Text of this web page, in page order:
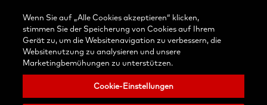
Anmelden Blog
Sie uns
Sie
Ihr
Nobel
Biocare
Suchen Menu
Wenn Sie auf „Alle Cookies akzeptieren“ klicken,
stimmen Sie der Speicherung von Cookies auf Ihrem
Gerät zu, um die Websitenavigation zu verbessern, die
Websitenutzung zu analysieren und unsere
Marketingbemühungen zu unterstützen.
Cookie-Einstellungen